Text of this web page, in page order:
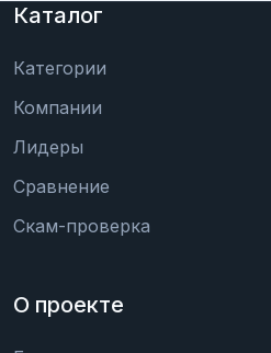
Каталог
Категории
Компании
Лидеры
Сравнение
Скам-проверка
О проекте